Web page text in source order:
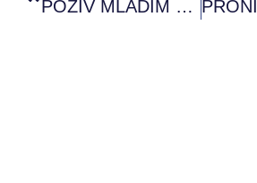
POZIV MLADIM OSOBAMA ZA UČEŠĆE U PROGRAMU PODRŠKE ZAPOŠLJAVANJU MLADIH U OKVIRU PROJEKTA SOS DJEČIJIH SELA BIH “YEEP II – JAKI MLADI – NOVA PERSPEKTIVA”